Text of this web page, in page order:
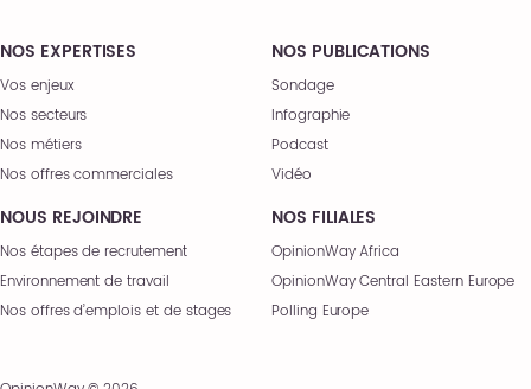
NOS EXPERTISES
Vos enjeux
Nos secteurs
Nos métiers
Nos offres commerciales
NOS PUBLICATIONS
Sondage
Infographie
Podcast
Vidéo
NOUS REJOINDRE
Nos étapes de recrutement
Environnement de travail
Nos offres d’emplois et de stages
NOS FILIALES
OpinionWay Africa
OpinionWay Central Eastern Europe
Polling Europe